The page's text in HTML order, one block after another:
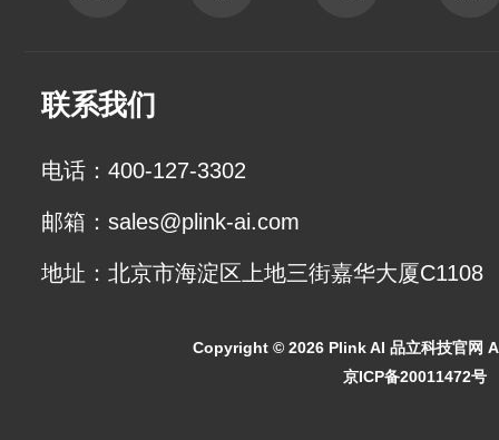
联系我们
电话：400-127-3302
邮箱：sales@plink-ai.com
地址：北京市海淀区上地三街嘉华大厦C1108
Copyright © 2026 Plink AI 品立科技官网
京ICP备20011472号